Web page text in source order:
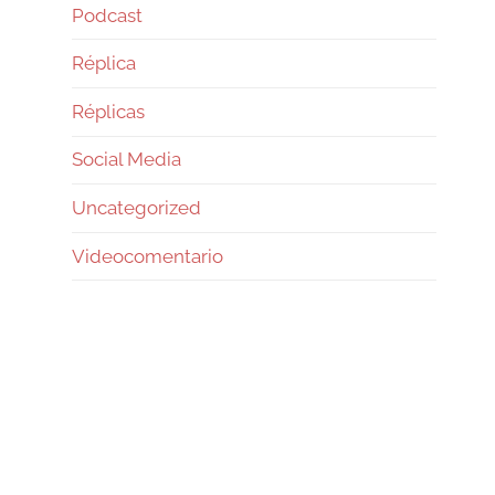
Podcast
Réplica
Réplicas
Social Media
Uncategorized
Videocomentario